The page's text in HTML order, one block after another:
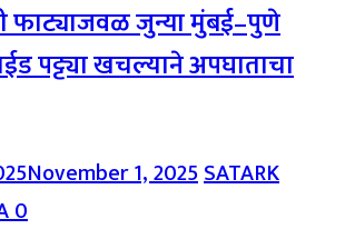
फाट्याजवळ जुन्या मुंबई–पुणे
पट्ट्या खचल्याने अपघाताचा
November 1, 2025SATARK
0